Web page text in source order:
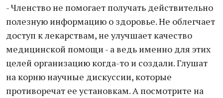
- Членство не помогает получать действительно
полезную информацию о здоровье. Не облегчает
доступ к лекарствам, не улучшает качество
медицинской помощи - а ведь именно для этих
целей организацию когда-то и создали. Глушат
на корню научные дискуссии, которые
противоречат ее установкам. А посмотрите на